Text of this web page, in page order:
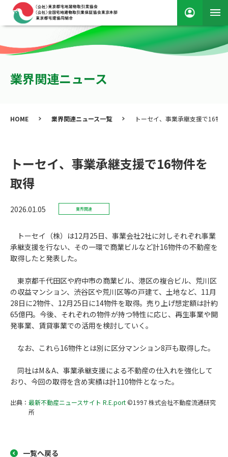
業界関連ニュース
HOME 業界関連ニュース一覧 トーセイ、事業承継支援で16物
トーセイ、事業承継支援で16物件を
取得
2026.01.05 業界関連
トーセイ（株）は12月25日、事業会社2社に対しそれぞれ事業
承継支援を行ない、その一環で商業ビルなど計16物件の不動産を
取得したと発表した。
東京都千代田区や府中市の商業ビル、港区の複合ビル、荒川区
の収益マンション、渋谷区や荒川区等の戸建て、土地など、11月
28日に2物件、12月25日に14物件を取得。売り上げ想定額は計約
65億円。今後、それぞれの物件が持つ特性に応じ、再生事業や開
発事業、賃貸事業での活用を検討していく。
なお、これら16物件とは別に区分マンション8戸も取得した。
同社はM＆A、事業承継支援による不動産の仕入れを強化して
おり、今回の取得を含め実績は計110物件となった。
出典： 最新不動産ニュースサイト R.E.port ©1997 株式会社不動産流通研究
所
一覧へ戻る